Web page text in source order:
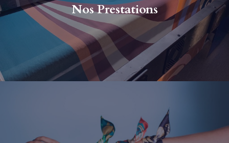
Nos Prestations